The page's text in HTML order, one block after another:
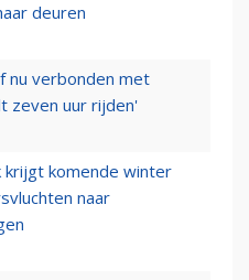
deuren
nu verbonden met
zeven uur rijden'
krijgt komende winter
naar